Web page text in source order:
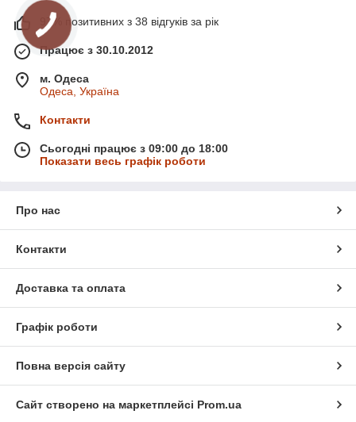
97% позитивних з 38 відгуків за рік
Працює з 30.10.2012
м. Одеса
Одеса, Україна
Контакти
Сьогодні працює з 09:00 до 18:00
Показати весь графік роботи
Про нас
Контакти
Доставка та оплата
Графік роботи
Повна версія сайту
Сайт створено на маркетплейсі Prom.ua